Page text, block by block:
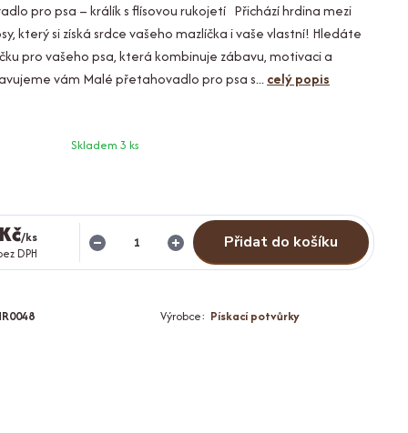
pro psa – králík s flísovou rukojetí Přichází hrdina mezi
který si získá srdce vašeho mazlíčka i vaše vlastní! Hledáte
pro vašeho psa, která kombinuje zábavu, motivaci a
vám Malé přetahovadlo pro psa s...celý popis
Skladem 3 ks
/ks
DPH
Přidat do košíku
Výrobce: Pískací potvůrky